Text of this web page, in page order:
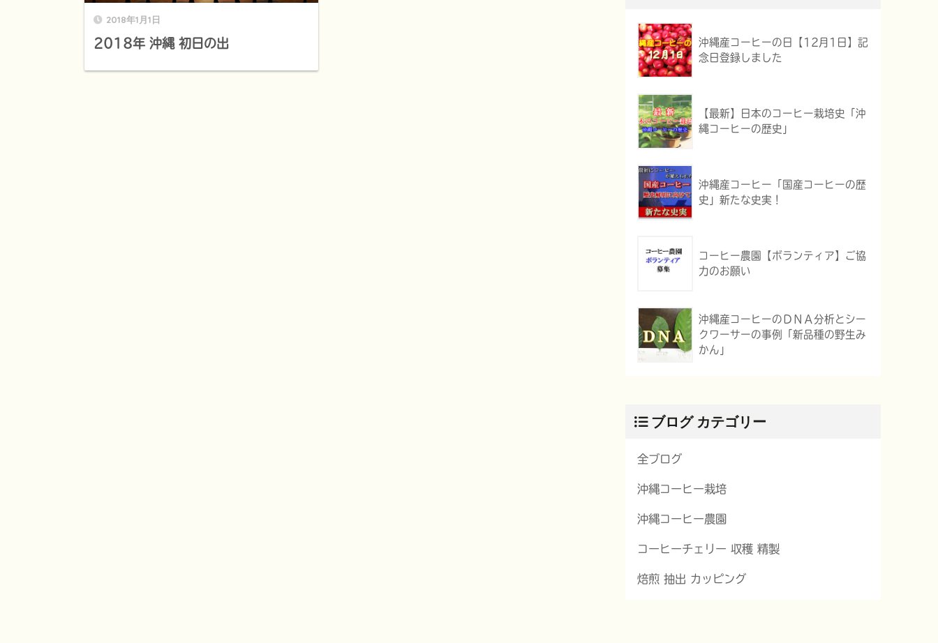
2018年1月1日
2018年 沖縄 初日の出
沖縄産コーヒーの日【12月1日】記
念日登録しました
【最新】日本のコーヒー栽培史「沖
縄コーヒーの歴史」
沖縄産コーヒー「国産コーヒーの歴
史」新たな史実！
コーヒー農園【ボランティア】ご協
力のお願い
沖縄産コーヒーのＤＮＡ分析とシー
クワーサーの事例「新品種の野生み
かん」
ブログ カテゴリー
全ブログ
沖縄コーヒー栽培
沖縄コーヒー農園
コーヒーチェリー 収穫 精製
焙煎 抽出 カッピング